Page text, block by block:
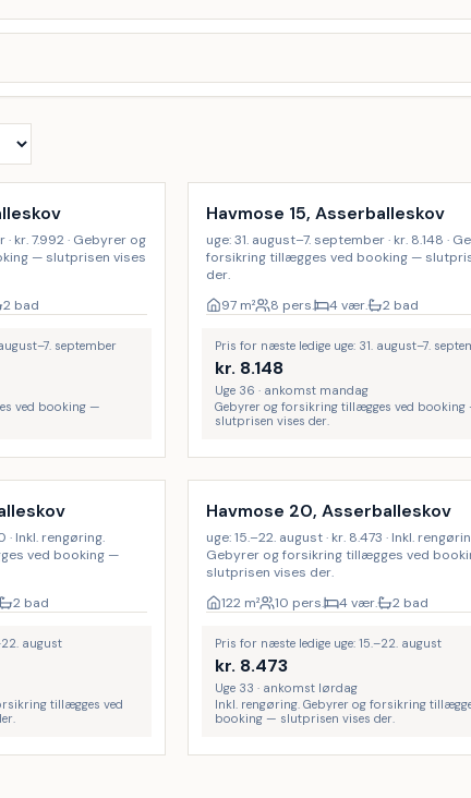
kr. 7.992 · Gebyrer og
— slutprisen vises
2 bad
september
ved booking —
Havmose 15, Asserballeskov
uge: 31. august–7. september · kr. 8.148 ·
forsikring tillægges ved booking —
der.
97 m² 8 pers. 4 vær. 2 bad
Pris for næste ledige uge: 31. august–7.
kr. 8.148
Uge 36 · ankomst mandag
Gebyrer og forsikring tillægges ved booking
slutprisen vises der.
· Inkl. rengøring.
ved booking —
2 bad
august
tillægges ved
Inkl. rengøring
Havmose 20, Asserballeskov
uge: 15.–22. august · kr. 8.473 · Inkl.
Gebyrer og forsikring tillægges ved
slutprisen vises der.
122 m² 10 pers. 4 vær. 2 bad
Pris for næste ledige uge: 15.–22. august
kr. 8.473
Uge 33 · ankomst lørdag
Inkl. rengøring. Gebyrer og forsikring
booking — slutprisen vises der.